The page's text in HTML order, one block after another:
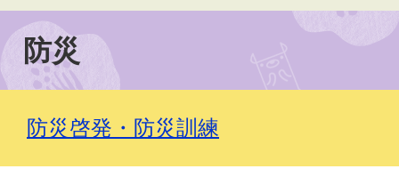
防災
防災啓発・防災訓練